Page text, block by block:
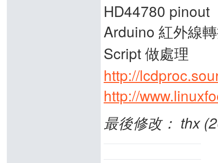
HD44780 pinout
Arduino 紅外線
Script 做處理
http://
http://
最後修改： thx